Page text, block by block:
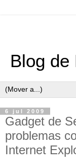
Blog de
6 jul 2009
Gadget de
problemas
Internet